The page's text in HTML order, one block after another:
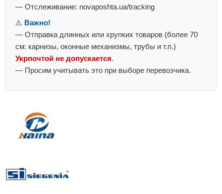
— Отслеживание: novaposhta.ua/tracking
⚠️ Важно!
— Отправка длинных или хрупких товаров (более 70
см: карнизы, оконные механизмы, трубы и т.п.)
Укрпочтой не допускается.
— Просим учитывать это при выборе перевозчика.